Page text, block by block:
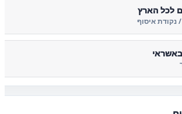
לכל הארץ
נקודת איסוף